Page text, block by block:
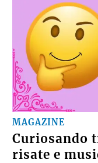
MAGAZINE
Curiosando
risate e